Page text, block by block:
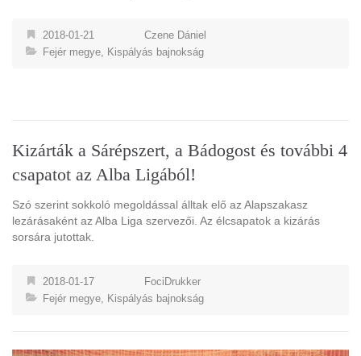
2018-01-21
Czene Dániel
Fejér megye, Kispályás bajnokság
Kizárták a Sárépszert, a Bádogost és további 4
csapatot az Alba Ligából!
Szó szerint sokkoló megoldással álltak elő az Alapszakasz
lezárásaként az Alba Liga szervezői. Az élcsapatok a kizárás
sorsára jutottak.
2018-01-17
FociDrukker
Fejér megye, Kispályás bajnokság